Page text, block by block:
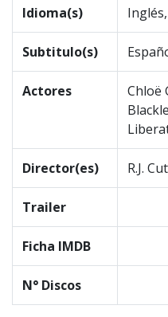
Idioma(s)
Subtitulo(s)
Actores
Chloë
Director(es) R.J.
Trailer
Ficha IMDB
N° Discos